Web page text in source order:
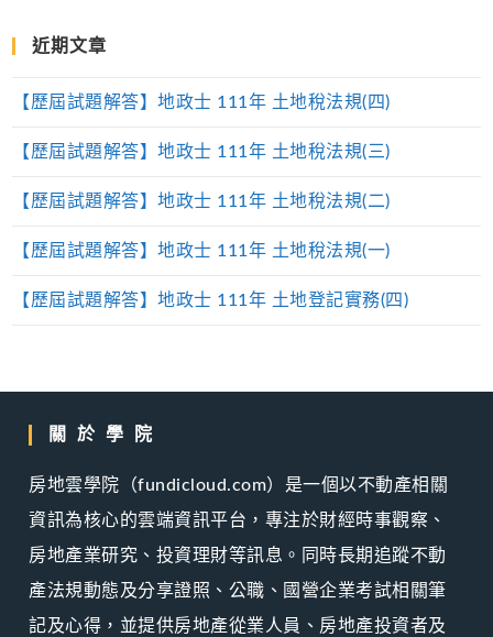
近期文章
【歷屆試題解答】地政士 111年 土地稅法規(四)
【歷屆試題解答】地政士 111年 土地稅法規(三)
【歷屆試題解答】地政士 111年 土地稅法規(二)
【歷屆試題解答】地政士 111年 土地稅法規(一)
【歷屆試題解答】地政士 111年 土地登記實務(四)
關於學院
房地雲學院（fundicloud.com）是一個以不動產相關
資訊為核心的雲端資訊平台，專注於財經時事觀察、
房地產業研究、投資理財等訊息。同時長期追蹤不動
產法規動態及分享證照、公職、國營企業考試相關筆
記及心得，並提供房地產從業人員、房地產投資者及